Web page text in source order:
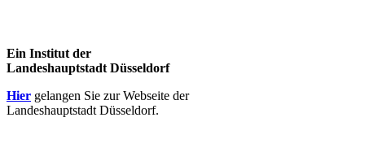
Ein Institut der
Landeshauptstadt Düsseldorf
Hier gelangen Sie zur Webseite der
Landeshauptstadt Düsseldorf.